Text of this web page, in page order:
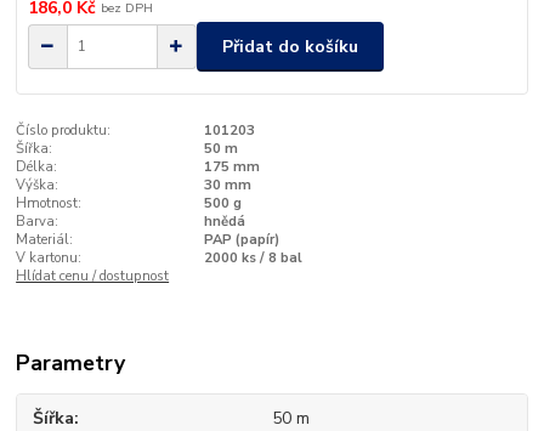
186,0 Kč bez DPH
Přidat do košíku
Číslo produktu:
101203
Šířka:
50 m
Délka:
175 mm
Výška:
30 mm
Hmotnost:
500 g
Barva:
hnědá
Materiál:
PAP (papír)
V kartonu:
2000 ks / 8 bal
Hlídat cenu / dostupnost
Parametry
Šířka 50 m